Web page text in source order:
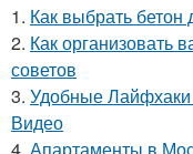
1. Как выбрать бетон
2. Как организовать
советов
3. Удобные
Видео